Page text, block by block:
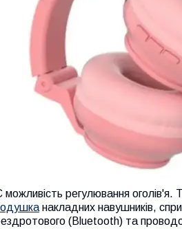
можливість регулювання оголів'я.
накладних навушників,
(Bluetooth) та